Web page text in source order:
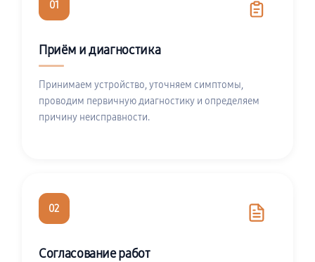
01
Приём и диагностика
Принимаем устройство, уточняем симптомы,
проводим первичную диагностику и определяем
причину неисправности.
02
Согласование работ